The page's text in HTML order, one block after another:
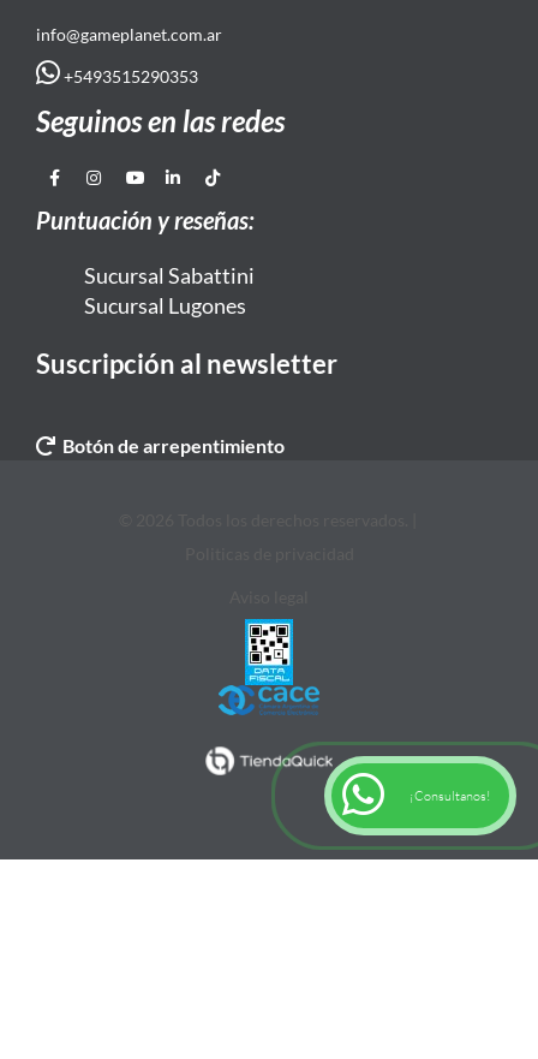
info@gameplanet.com.ar
+5493515290353
Seguinos en las redes
Puntuación y reseñas:
Sucursal Sabattini
Sucursal Lugones
Suscripción al newsletter
Botón de arrepentimiento
¡Consultanos!